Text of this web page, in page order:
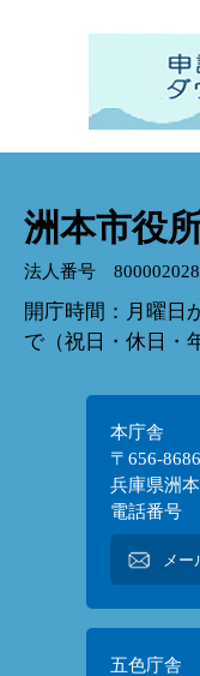
洲本市役
法人番号
開庁時間：月曜日
で（祝日・休日・
本庁舎
〒656-8686
兵庫県洲
電話番号
メー
五色庁舎